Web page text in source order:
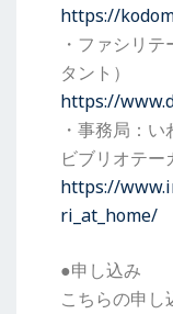
https://
・ファシリ
タント）
https://
・事務局：
ビブリオテー
https://
ri_at_home/
●申し込み
こちらの申し